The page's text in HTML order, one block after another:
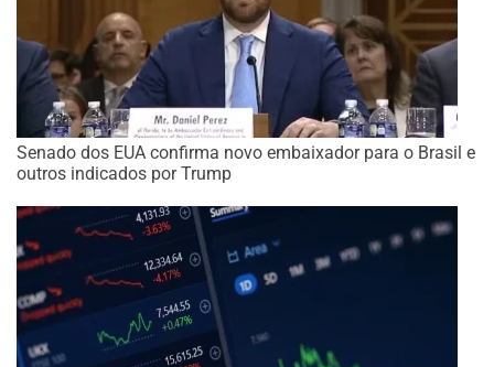
Senado dos EUA confirma novo embaixador para o Brasil e
outros indicados por Trump